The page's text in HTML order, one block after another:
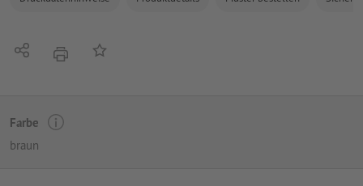
Teilen DruckenAuf die Merkliste
Farbe
braun